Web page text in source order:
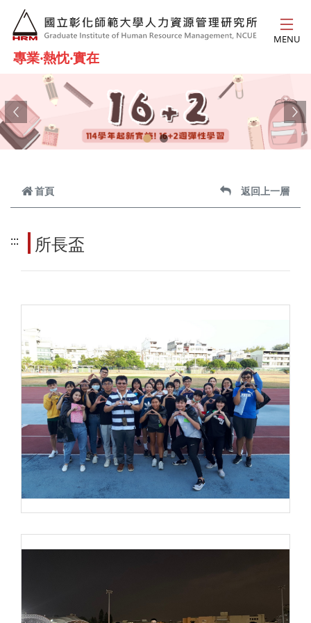
跳到主要內容
專業‧熱忱‧實在
MENU
Previous
首頁 返回上一層
::: 所長盃